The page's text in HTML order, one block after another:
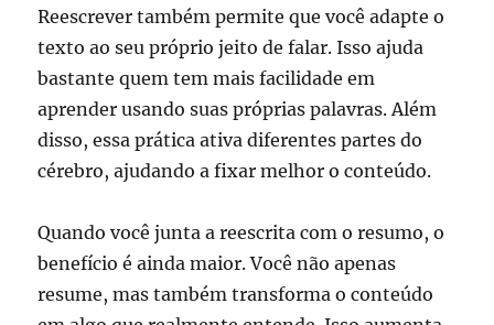
Reescrever também permite que você adapte o
texto ao seu próprio jeito de falar. Isso ajuda
bastante quem tem mais facilidade em
aprender usando suas próprias palavras. Além
disso, essa prática ativa diferentes partes do
cérebro, ajudando a fixar melhor o conteúdo.
Quando você junta a reescrita com o resumo, o
benefício é ainda maior. Você não apenas
resume, mas também transforma o conteúdo